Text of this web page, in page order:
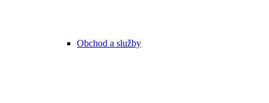
Obchod a služby